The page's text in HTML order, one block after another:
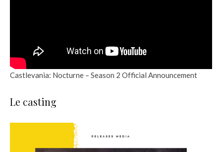
Castlevania: Nocturne – Season 2 Official Announcement
Le casting